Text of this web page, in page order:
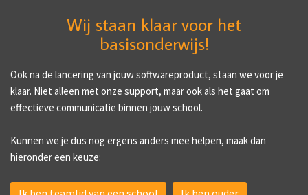
Wij staan klaar voor het
basisonderwijs!
Ook na de lancering van jouw softwareproduct, staan we voor je
klaar. Niet alleen met onze support, maar ook als het gaat om
effectieve communicatie binnen jouw school.
Kunnen we je dus nog ergens anders mee helpen, maak dan
hieronder een keuze: